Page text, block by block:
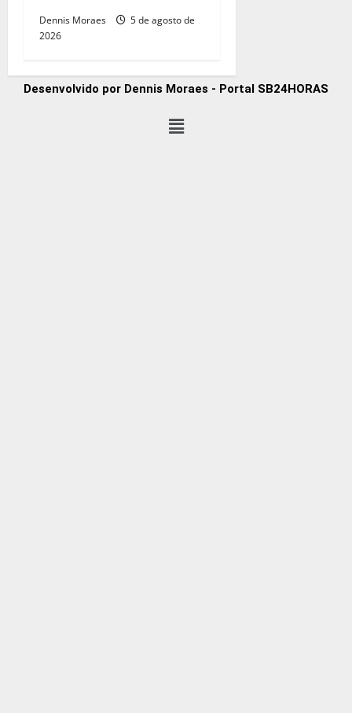
Dennis Moraes
5 de agosto de
2026
Desenvolvido por Dennis Moraes - Portal SB24HORAS